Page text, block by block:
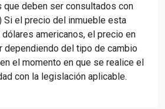
que deben ser consultados con
Si el precio del inmueble esta
americanos, el precio en
dependiendo del tipo de cambio
el momento en que se realice el
con la legislación aplicable.